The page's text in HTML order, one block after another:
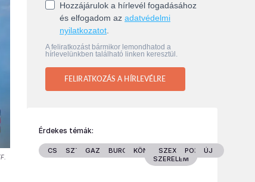
Hozzájárulok a hírlevél fogadásához
és elfogadom az adatvédelmi
nyilatkozatot
A feliratkozást bármikor lemondhatod a
hírlevelünkben található linken keresztül.
FELIRATKOZÁS A HÍRLEVÉLRE
Érdekes témák:
CSALÁDSZTÁROKGAZDASÁGBURGENLANDKÖNYVEKSZEX &
SZERELEM
POLITIKA
ÚJ